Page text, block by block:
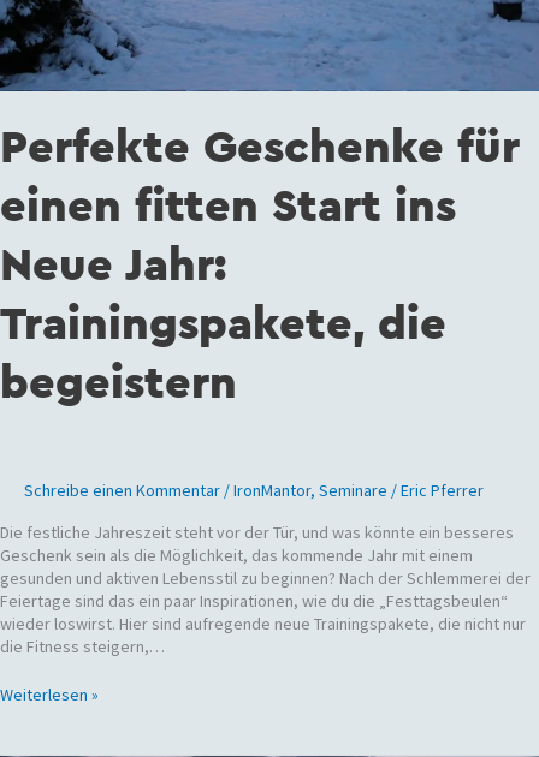
Perfekte Geschenke für
einen fitten Start ins
Neue Jahr:
Trainingspakete, die
begeistern
Schreibe einen Kommentar /IronMantor, Seminare /Eric Pferrer
Die festliche Jahreszeit steht vor der Tür, und was könnte ein besseres
Geschenk sein als die Möglichkeit, das kommende Jahr mit einem
gesunden und aktiven Lebensstil zu beginnen? Nach der Schlemmerei der
Feiertage sind das ein paar Inspirationen, wie du die „Festtagsbeulen“
wieder loswirst. Hier sind aufregende neue Trainingspakete, die nicht nur
die Fitness steigern,…
Weiterlesen »